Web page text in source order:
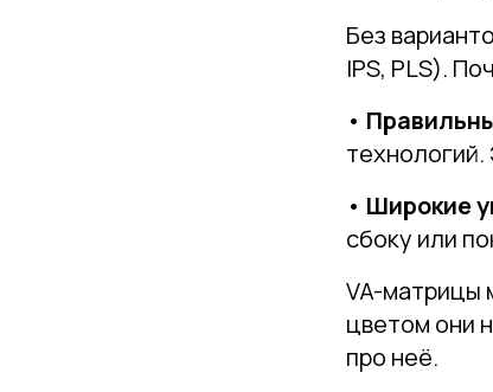
Без
IPS, PLS).
•
• Широкие
сбоку или
VA-матрицы
цветом они
про неё.